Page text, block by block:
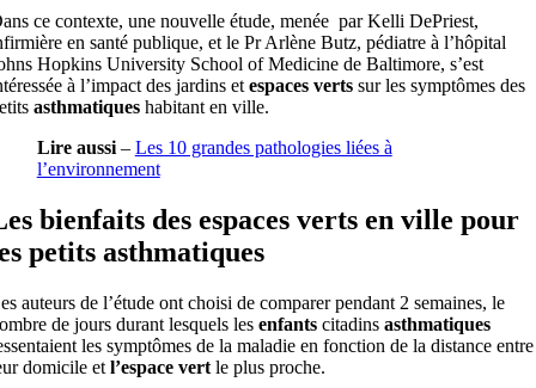
ce contexte, une nouvelle étude, menée par Kelli DePriest,
en santé publique, et le Pr Arlène Butz, pédiatre à l’hôpital
Hopkins University School of Medicine de Baltimore, s’est
à l’impact des jardins et espaces verts sur les symptômes des
asthmatiqueshabitant en ville.
Lire aussi– Les 10 grandes pathologies liées à
l’environnement
bienfaits des espaces verts en ville pour
petits asthmatiques
auteurs de l’étude ont choisi de comparer pendant 2 semaines, le
de jours durant lesquels les enfantscitadins asthmatiques
les symptômes de la maladie en fonction de la distance entre
domicile et l’espace vertle plus proche.